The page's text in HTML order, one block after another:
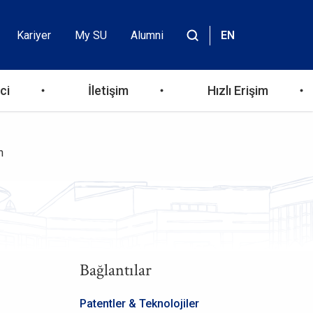
Header
Top
Kariyer My SU
Alumni
EN
İletişim Hızlı Erişim
Bağlantılar
Patentler & Teknolojiler